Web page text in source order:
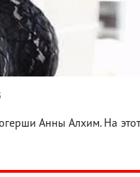
Анны Алхим. На этот